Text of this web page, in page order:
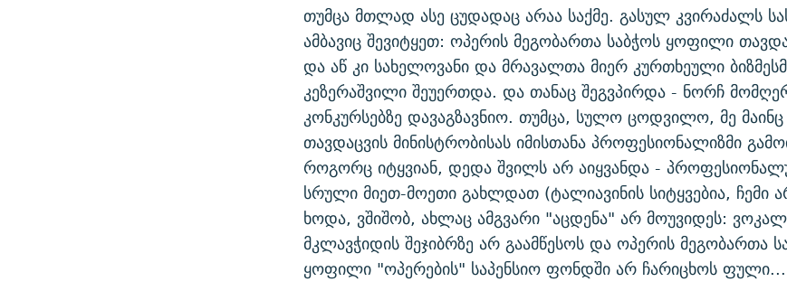
თუმცა მთლად ასე ცუდადაც არაა საქმე. გასულ კვირაძალს
ამბავიც შევიტყეთ: ოპერის მეგობართა საბჭოს ყოფილი
და აწ კი სახელოვანი და მრავალთა მიერ კურთხეული
კეზერაშვილი შეუერთდა. და თანაც შეგვპირდა - ნორჩ
კონკურსებზე დავაგზავნიო. თუმცა, სულო ცოდვილო, მე
თავდაცვის მინისტრობისას იმისთანა პროფესიონალიზმი
როგორც იტყვიან, დედა შვილს არ აიყვანდა -
სრული მიეთ-მოეთი გახლდათ (ტალიავინის სიტყვებია, ჩემი
ხოდა, ვშიშობ, ახლაც ამგვარი "აცდენა" არ მოუვიდეს:
მკლავჭიდის შეჯიბრზე არ გაამწესოს და ოპერის მეგობართა
ყოფილი "ოპერების" საპენსიო ფონდში არ ჩარიცხოს ფული...